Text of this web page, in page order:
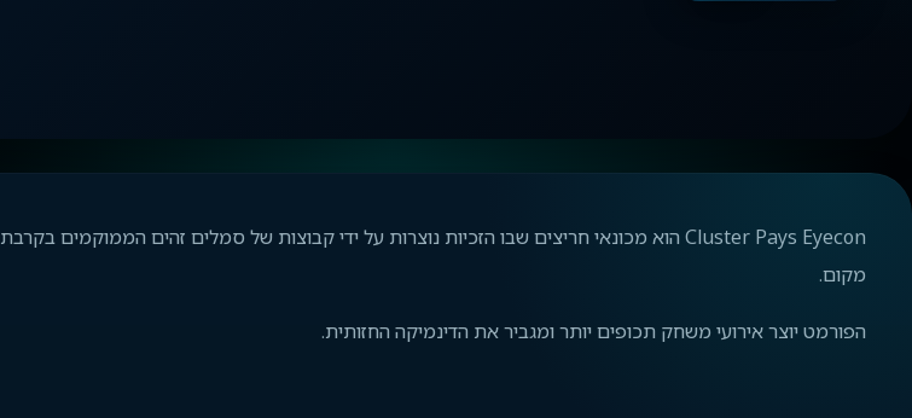
Cluster Pays Eyecon הוא מכונאי חריצים שבו הזכיות נוצרות על ידי קבוצות של סמלים זהים הממוקמים בקרבת
מקום.
הפורמט יוצר אירועי משחק תכופים יותר ומגביר את הדינמיקה החזותית.